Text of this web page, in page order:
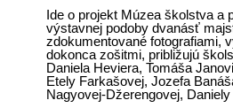
Ide o projekt Múzea školstva a
výstavnej podoby dvanásť
zdokumentované fotografiami,
dokonca zošitmi, približujú
Daniela Heviera, Tomáša
Etely Farkašovej, Jozefa
Nagyovej-Džerengovej,